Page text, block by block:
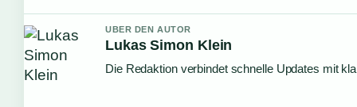
UBER DEN AUTOR
Lukas Simon Klein
Die Redaktion verbindet schnelle Updates mit